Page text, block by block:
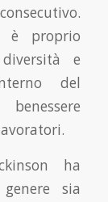
è proprio
e
del
ha
sia